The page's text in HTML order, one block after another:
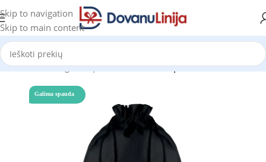
Skip to navigation
Skip to main content
Pradžia Katalogas Kuprinės Reklamai Kuprinės su virvutėmis
Galima spauda